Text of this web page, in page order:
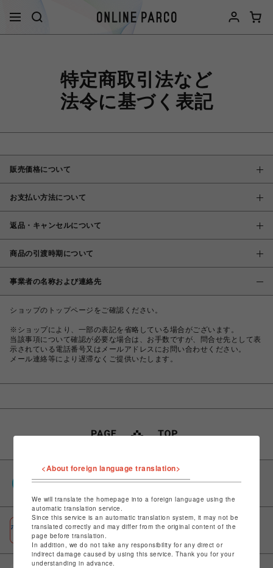
特定商取引法など
法令に基づく表記
販売価格について
お支払い方法について
返品・キャンセルについて
商品の引渡時期について
事業者の名称および連絡先
ショップのトップページをご確認ください。
※ショップにより、一部の表記を省略している場合がございます。
当該事項について確認が必要な場合は、お手数ですが、問合せ先として表
示されている電話番号又はメールアドレスにお問い合わせください。
メール連絡等により遅滞なくご提供いたします。
PARCOポイント
ポケパル払い
初回登録＆お買物で最大1,500円分のPARCOポイント進呈
<About foreign language translation>
We will translate the homepage into a foreign language using the
automatic translation service.
Since this service is an automatic translation system, it may not be
translated correctly and may differ from the original content of the
page before translation.
In addition, we do not take any responsibility for any direct or
indirect damage caused by using this service. Thank you for your
understanding in advance.